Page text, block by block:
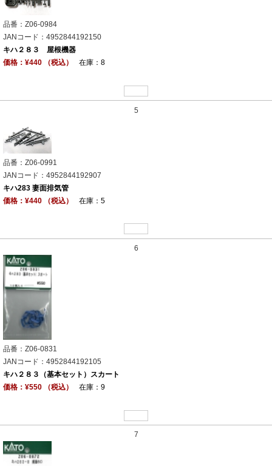
品番：Z06-0984
JANコード：4952844192150
キハ２８３ 屋根機器
価格：¥440 （税込）
在庫：8
5
品番：Z06-0991
JANコード：4952844192907
キハ283 妻面排気管
価格：¥440 （税込）
在庫：5
6
品番：Z06-0831
JANコード：4952844192105
キハ２８３（基本セット）スカート
価格：¥550 （税込）
在庫：9
7